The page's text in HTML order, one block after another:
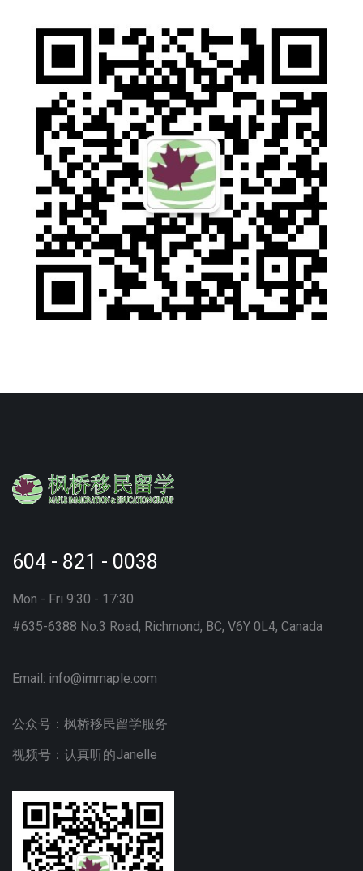
604 - 821 - 0038
Mon - Fri 9:30 - 17:30
#635-6388 No.3 Road, Richmond, BC, V6Y 0L4, Canada
Email: info@immaple.com
公众号：枫桥移民留学服务
视频号：认真听的Janelle